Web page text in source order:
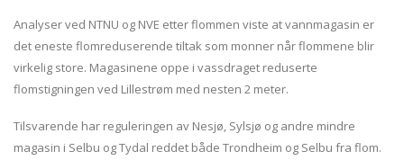
Analyser ved NTNU og NVE etter flommen viste at vannmagasin er
det eneste flomreduserende tiltak som monner når flommene blir
virkelig store. Magasinene oppe i vassdraget reduserte
flomstigningen ved Lillestrøm med nesten 2 meter.
Tilsvarende har reguleringen av Nesjø, Sylsjø og andre mindre
magasin i Selbu og Tydal reddet både Trondheim og Selbu fra flom.